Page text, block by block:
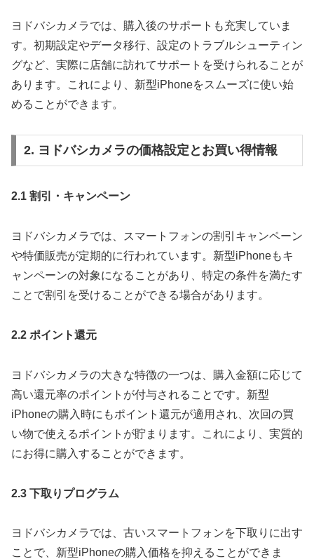
ヨドバシカメラでは、購入後のサポートも充実していま
す。初期設定やデータ移行、設定のトラブルシューティン
グなど、実際に店舗に訪れてサポートを受けられることが
あります。これにより、新型iPhoneをスムーズに使い始
めることができます。
2. ヨドバシカメラの価格設定とお買い得情報
2.1 割引・キャンペーン
ヨドバシカメラでは、スマートフォンの割引キャンペーン
や特価販売が定期的に行われています。新型iPhoneもキ
ャンペーンの対象になることがあり、特定の条件を満たす
ことで割引を受けることができる場合があります。
2.2 ポイント還元
ヨドバシカメラの大きな特徴の一つは、購入金額に応じて
高い還元率のポイントが付与されることです。新型
iPhoneの購入時にもポイント還元が適用され、次回の買
い物で使えるポイントが貯まります。これにより、実質的
にお得に購入することができます。
2.3 下取りプログラム
ヨドバシカメラでは、古いスマートフォンを下取りに出す
ことで、新型iPhoneの購入価格を抑えることができま